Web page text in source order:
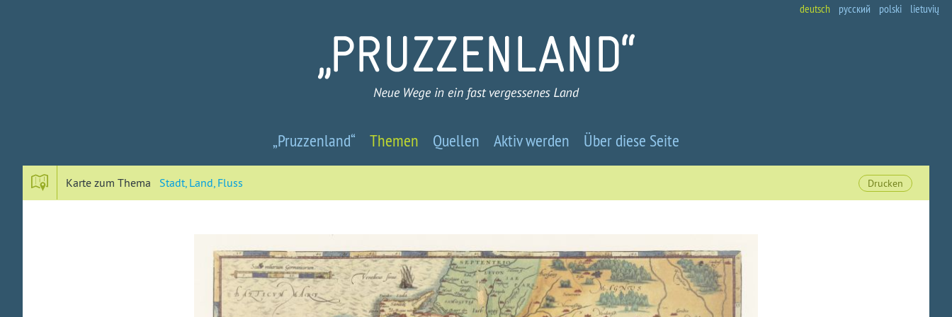
deutsch русский polski lietuvių
-
Neue
Wege
in
ein
„Pruzzenland“ Themen Quellen Aktiv werden Über diese Seite
Karte zum Thema Stadt, Land, Fluss Drucken